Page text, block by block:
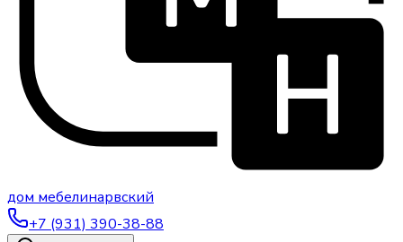
дом мебелинарвский
+7 (931) 390-38-88